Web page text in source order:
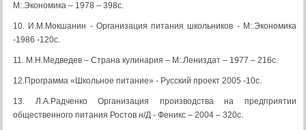
М:.Экономика – 1978 – 398с.
10. И.М.Мокшанин - Организация питания школьников - М:.Экономика
-1986 -120с.
11. М.Н.Медведев – Страна кулинария – М:.Лениздат – 1977 – 216с.
12.Программа «Школьное питание» - Русский проект 2005 -10с.
13. Л.А.Радченко Организация производства на предприятии
общественного питания Ростов н/Д - Феникс – 2004 – 320с.